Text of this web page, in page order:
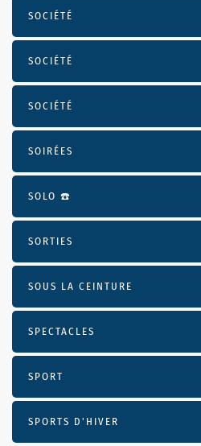
SOCIÉTÉ
SOCIÉTÉ
SOCIÉTÉ
SOIRÉES
SOLO ☎️
SORTIES
SOUS LA CEINTURE
SPECTACLES
SPORT
SPORTS D'HIVER